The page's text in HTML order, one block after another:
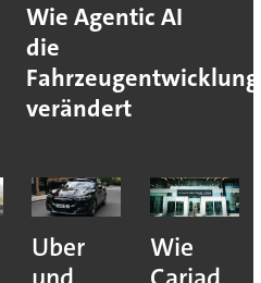
Wie Agentic AI
die
Fahrzeugentwicklung
verändert
Uber
Wie